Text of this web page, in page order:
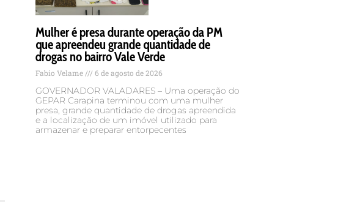
Mulher é presa durante operação da PM
que apreendeu grande quantidade de
drogas no bairro Vale Verde
Fabio Velame 6 de agosto de 2026
GOVERNADOR VALADARES – Uma operação do
GEPAR Carapina terminou com uma mulher
presa, grande quantidade de drogas apreendida
e a localização de um imóvel utilizado para
armazenar e preparar entorpecentes